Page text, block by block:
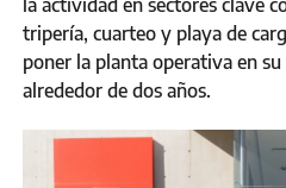
la actividad en sectores clave
tripería, cuarteo y playa de
poner la planta operativa en
alrededor de dos años.